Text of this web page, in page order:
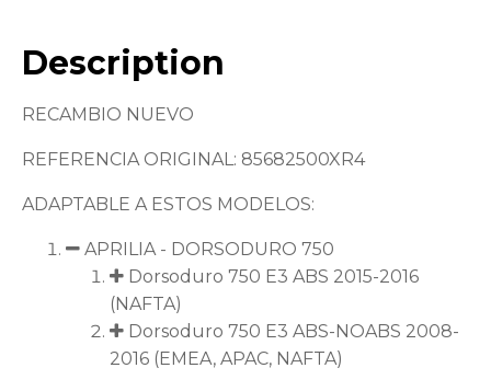
Description
RECAMBIO NUEVO
REFERENCIA ORIGINAL: 85682500XR4
ADAPTABLE A ESTOS MODELOS:
APRILIA - DORSODURO 750
Dorsoduro 750 E3 ABS 2015-2016
(NAFTA)
Dorsoduro 750 E3 ABS-NOABS 2008-
2016 (EMEA, APAC, NAFTA)